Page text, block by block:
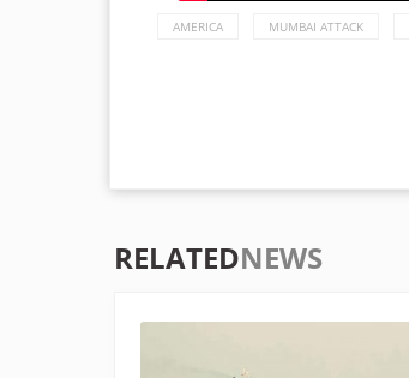
AMERICA MUMBAI ATTACK
RELATEDNEWS